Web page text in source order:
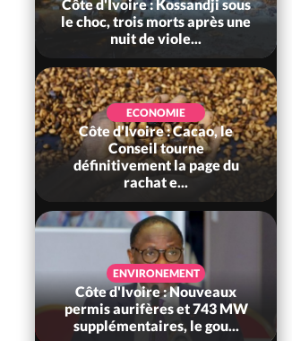
Côte d'Ivoire : Kossandji sous
le choc, trois morts après une
nuit de viole...
ECONOMIE
Côte d'Ivoire : Cacao, le
Conseil tourne
définitivement la page du
rachat e...
ENVIRONEMENT
Côte d'Ivoire : Nouveaux
permis aurifères et 743 MW
supplémentaires, le gou...